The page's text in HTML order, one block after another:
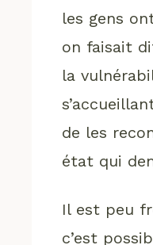
les gens
on faisait
la
de les
état qui
Il est peu
c’est